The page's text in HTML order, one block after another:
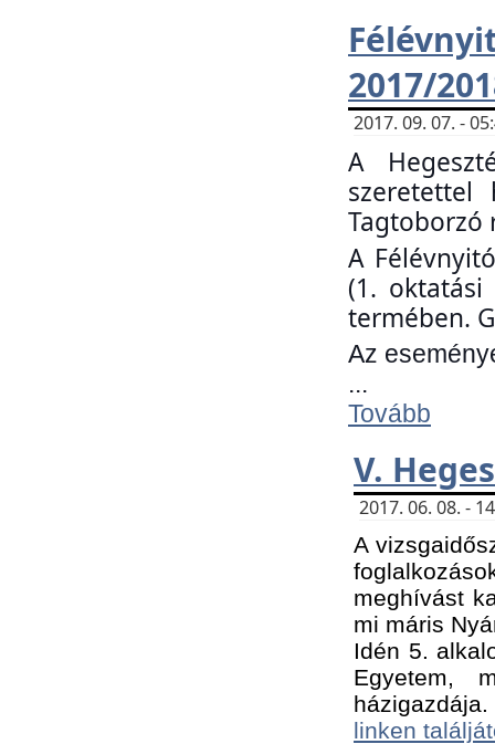
2017/
2017. 09. 07. -
A
Tagtoborzó
A
(1. oktatási
termében.
Az
...
Tovább
V.
2017. 06. 08. -
A
meghívást
mi máris
Idén 5.
Egyetem,
linken